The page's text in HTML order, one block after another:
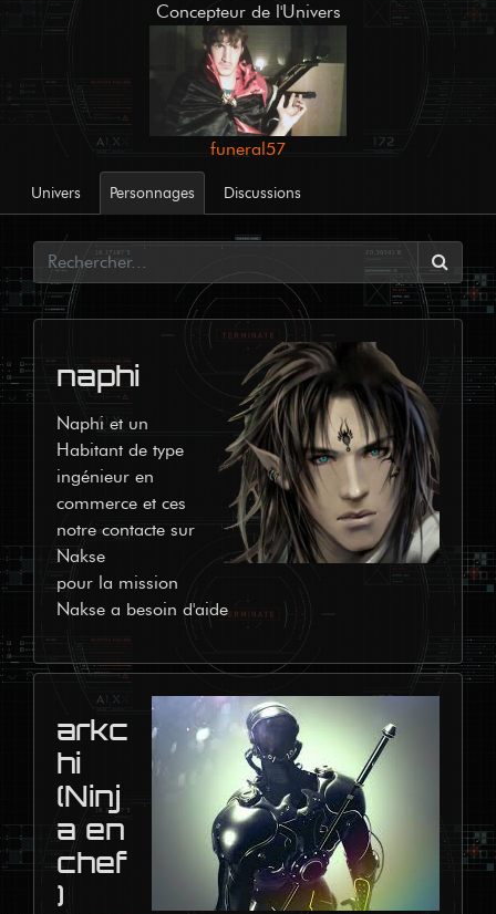
Concepteur de l'Univers
funeral57
Univers Personnages Discussions
naphi
Naphi et un
Habitant de type
ingénieur en
commerce et ces
notre contacte sur
Nakse
pour la mission
Nakse a besoin d'aide
arkc
hi
(Ninj
a en
chef
)